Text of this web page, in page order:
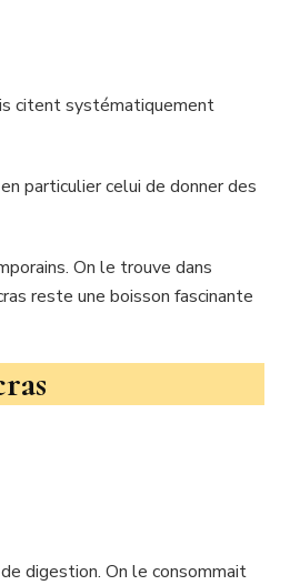
citent systématiquement
particulier celui de donner des
On le trouve dans
reste une boisson fascinante
digestion. On le consommait